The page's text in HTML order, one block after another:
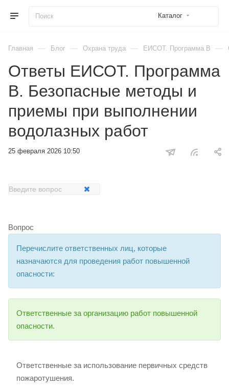
Каталог
Главная — Блог — Охрана труда — ЕИСОТ. Программа В —
Ответы ЕИСОТ. Программа
В. Безопасные методы и
приемы при выполнении
водолазных работ
25 февраля 2026 10:50
Вопрос
Перечислите ответственных лиц, которые
назначаются для проведения работ повышенной
опасности:
Ответственные за организацию работ повышенной
опасности.
Ответственные за использование первичных средств
пожаротушения.